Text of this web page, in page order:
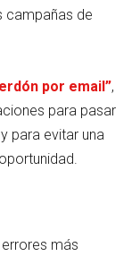
campañas de
por email”,
para pasar
para evitar una
más